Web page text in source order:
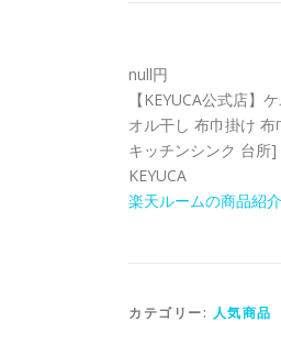
null円
【KEYUCA公式店
オル干し 布巾掛け
キッチンシンク 台所]
KEYUCA
楽天ルームの商品紹
カテゴリー: 人気商品